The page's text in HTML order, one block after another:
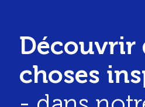
Découvrir
choses